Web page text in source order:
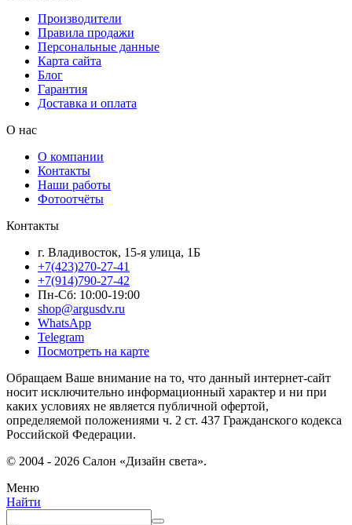
Производители
Правила продажи
Персональные данные
Карта сайта
Блог
Гарантия
Доставка и оплата
О нас
О компании
Контакты
Наши работы
Фотоотчёты
Контакты
г. Владивосток, 15-я улица, 1Б
+7(423)270-27-41
+7(914)790-27-42
Пн-Сб: 10:00-19:00
shop@argusdv.ru
WhatsApp
Telegram
Посмотреть на карте
Обращаем Ваше внимание на то, что данный интернет-сайт
носит исключительно информационный характер и ни при
каких условиях не является публичной офертой,
определяемой положениями ч. 2 ст. 437 Гражданского кодекса
Российской Федерации.
© 2004 - 2026 Салон «Дизайн света».
Меню
Найти